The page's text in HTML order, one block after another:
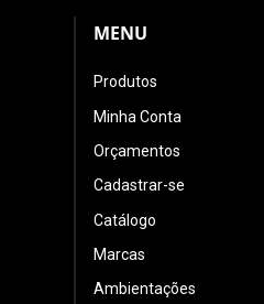
MENU
Produtos
Minha Conta
Orçamentos
Cadastrar-se
Catálogo
Marcas
Ambientações